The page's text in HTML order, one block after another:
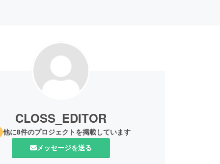
CLOSS_EDITOR
他に8件のプロジェクトを掲載しています
メッセージを送る